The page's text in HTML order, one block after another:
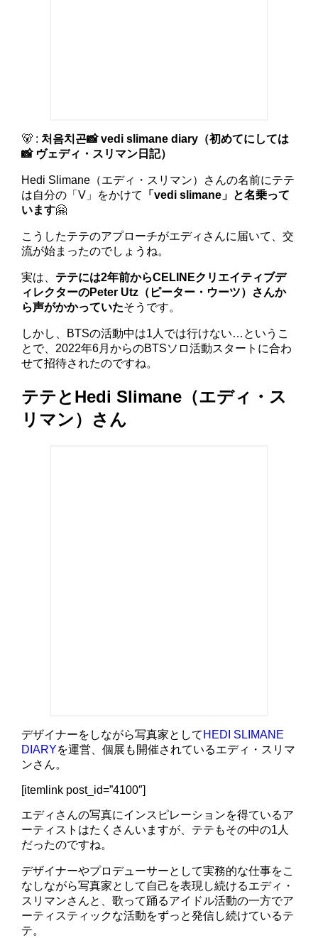
🐻 : 처음치곤📸 vedi slimane diary（初めてにしては
📸 ヴェディ・スリマン日記）
Hedi Slimane（エディ・スリマン）さんの名前にテテ
は自分の「V」をかけて
「vedi slimane」と名乗って
います🤗
こうしたテテのアプローチがエディさんに届いて、交
流が始まったのでしょうね。
実は、 テテには2年前からCELINEクリエイティブデ
ィレクターのPeter Utz（ピーター・ウーツ）さんか
ら声がかかっていたそうです。
しかし、BTSの活動中は1人では行けない…というこ
とで、2022年6月からのBTSソロ活動スタートに合わ
せて招待されたのですね。
テテとHedi Slimane（エディ・ス
リマン）さん
デザイナーをしながら写真家として HEDI SLIMANE
DIARYを運営、個展も開催されているエディ・スリマ
ンさん。
[itemlink post_id=”4100″]
エディさんの写真にインスピレーションを得ているア
ーティストはたくさんいますが、テテもその中の1人
だったのですね。
デザイナーやプロデューサーとして実務的な仕事をこ
なしながら写真家として自己を表現し続けるエディ・
スリマンさんと、歌って踊るアイドル活動の一方でア
ーティスティックな活動をずっと発信し続けているテ
テ。